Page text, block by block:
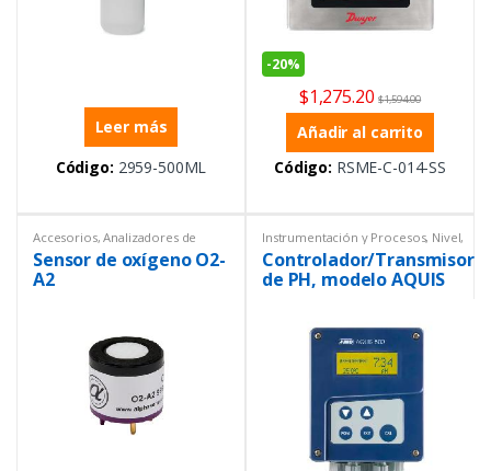
Leer más
Código: 2959-500ML
-20%
$1,275.20 $1,594.00
Añadir al carrito
Código: RSME-C-014-SS
Accesorios,Analizadores de
líquidos Controladores
Instrumentación y Procesos
Sensor de oxígeno O2-
A2
Instrumentación y Procesos, Nivel,
Transmisor
Controlador/Transmisor
de PH, modelo AQUIS